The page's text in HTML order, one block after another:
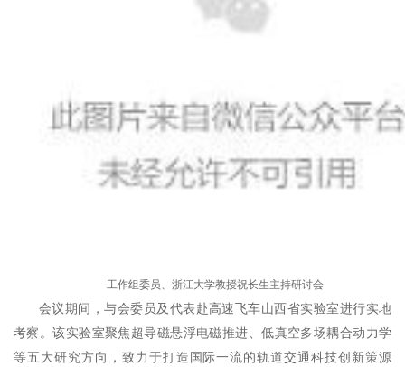
工作组委员、浙江大学教授祝长生主持研讨会
会议期间，与会委员及代表赴高速飞车山西省实验室进行实地
考察。该实验室聚焦超导磁悬浮电磁推进、低真空多场耦合动力学
等五大研究方向，致力于打造国际一流的轨道交通科技创新策源